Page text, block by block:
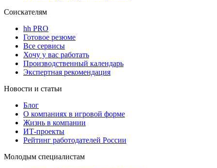
Соискателям
hh PRO
Готовое резюме
Все сервисы
Хочу у вас работать
Производственный календарь
Экспертная рекомендация
Новости и статьи
Блог
О компаниях в игровой форме
Жизнь в компании
ИТ-проекты
Рейтинг работодателей России
Молодым специалистам